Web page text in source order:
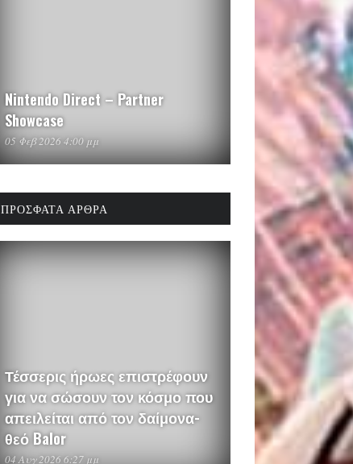
Nintendo Direct – Partner
Showcase
05 Φεβ 2026 4:00 μμ
ΠΡΌΣΦΑΤΑ ΆΡΘΡΑ
Τέσσερις ήρωες επιστρέφουν
για να σώσουν τον κόσμο που
απειλείται από τον δαίμονα-
θεό Balor
04 Αυγ 2026 6:27 μμ